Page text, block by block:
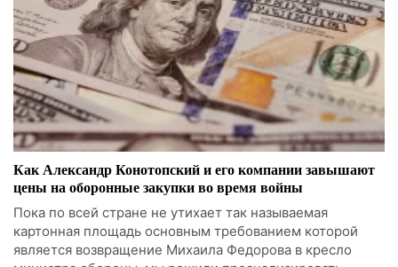
Как Александр Конотопский и его компании завышают
цены на оборонные закупки во время войны
Пока по всей стране не утихает так называемая
картонная площадь основным требованием которой
является возвращение Михаила Федорова в кресло